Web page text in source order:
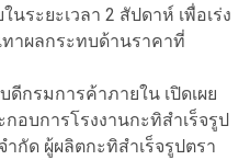
ระยะเวลา 2 สัปดาห์ เพื่อเร่ง
าผลกระทบด้านราคาที่
กรมการค้าภายใน เปิดเผย
อบการโรงงานกะทิสำเร็จรูป
กัด ผู้ผลิตกะทิสำเร็จรูปตรา